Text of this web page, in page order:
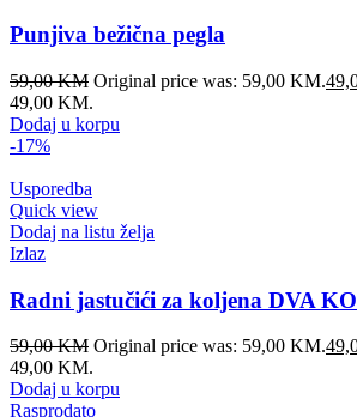
Punjiva bežična pegla
59,00KM Original price was: 59,00 KM.
49,00 KM.
Dodaj u korpu
-17%
Usporedba
Quick view
Dodaj na listu želja
Izlaz
Radni jastučići za koljena DVA
59,00KM Original price was: 59,00 KM.
49,00 KM.
Dodaj u korpu
Rasprodato